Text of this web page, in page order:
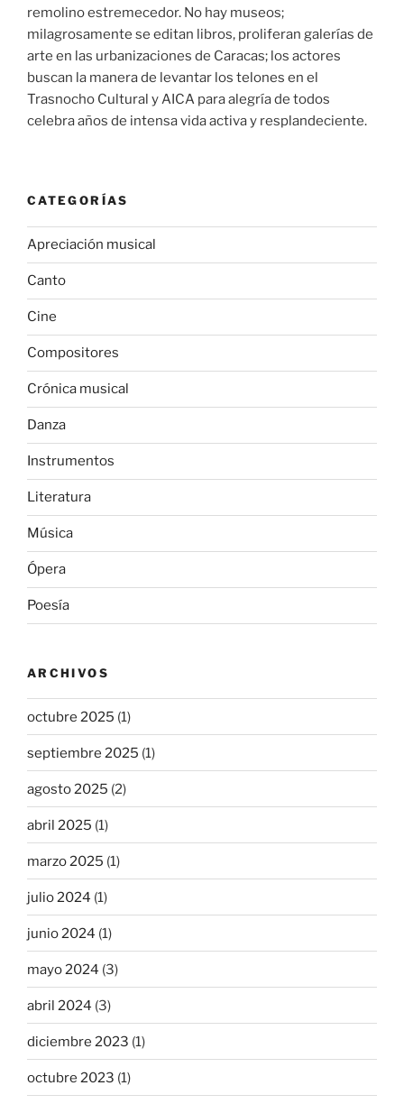
remolino estremecedor. No hay museos;
milagrosamente se editan libros, proliferan galerías de
arte en las urbanizaciones de Caracas; los actores
buscan la manera de levantar los telones en el
Trasnocho Cultural y AICA para alegría de todos
celebra años de intensa vida activa y resplandeciente.
CATEGORÍAS
Apreciación musical
Canto
Cine
Compositores
Crónica musical
Danza
Instrumentos
Literatura
Música
Ópera
Poesía
ARCHIVOS
octubre 2025 (1)
septiembre 2025 (1)
agosto 2025 (2)
abril 2025 (1)
marzo 2025 (1)
julio 2024 (1)
junio 2024 (1)
mayo 2024 (3)
abril 2024 (3)
diciembre 2023 (1)
octubre 2023 (1)